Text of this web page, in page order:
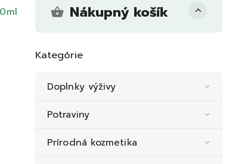
Nákupný košík
Kategórie
Doplnky výživy
Potraviny
Prírodná kozmetika